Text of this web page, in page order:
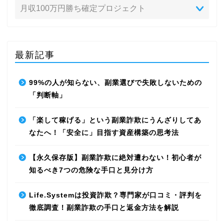
最新記事
99%の人が知らない、副業選びで失敗しないための
「判断軸」
「楽して稼げる」という副業詐欺にうんざりしてあ
なたへ！「安全に」目指す資産構築の思考法
【永久保存版】副業詐欺に絶対遭わない！初心者が
知るべき7つの危険な手口と見分け方
Life.Systemは投資詐欺？専門家が口コミ・評判を
徹底調査！副業詐欺の手口と返金方法を解説